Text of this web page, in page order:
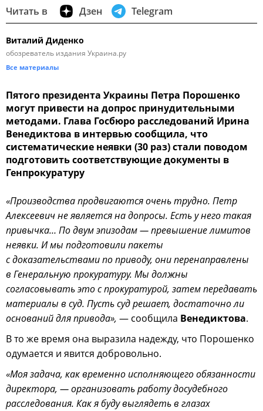
Читать в Дзен Telegram
Виталий Диденко
обозреватель издания Украина.ру
Все материалы
Пятого президента Украины Петра Порошенко
могут привести на допрос принудительными
методами. Глава Госбюро расследований Ирина
Венедиктова в интервью сообщила, что
систематические неявки (30 раз) стали поводом
подготовить соответствующие документы в
Генпрокуратуру
«Производства продвигаются очень трудно. Петр
Алексеевич не является на допросы. Есть у него такая
привычка… По двум эпизодам — превышение лимитов
неявки. И мы подготовили пакеты
с доказательствами по приводу, они перенаправлены
в Генеральную прокуратуру. Мы должны
согласовывать это с прокуратурой, затем передавать
материалы в суд. Пусть суд решает, достаточно ли
оснований для привода», — сообщила Венедиктова.
В то же время она выразила надежду, что Порошенко
одумается и явится добровольно.
«Моя задача, как временно исполняющего обязанности
директора, — организовать работу досудебного
расследования. Как я буду выглядеть в глазах